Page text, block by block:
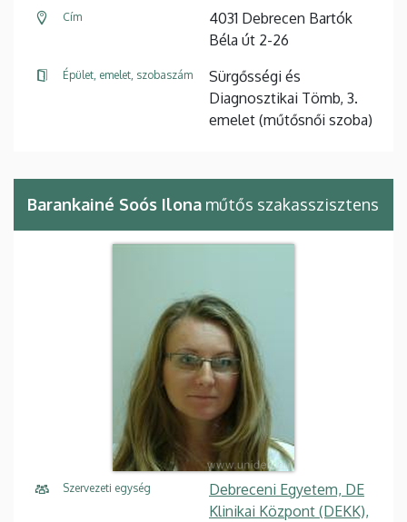
Cím
4031 Debrecen Bartók
Béla út 2-26
Épület, emelet, szobaszám
Sürgősségi és
Diagnosztikai Tömb, 3.
emelet (műtősnői szoba)
Barankainé Soós Ilona műtős szakasszisztens
Szervezeti egység
Debreceni Egyetem, DE
Klinikai Központ (DEKK),